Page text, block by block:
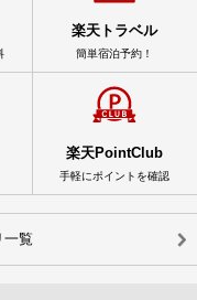
楽天トラベル
簡単宿泊予約！
楽天PointClub
手軽にポイントを確認
一覧